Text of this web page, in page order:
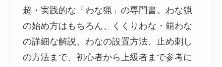
超・実践的な「わな猟」の専門書。わな猟
の始め方はもちろん、くくりわな・箱わな
の詳細な解説、わなの設置方法、止め刺し
の方法まで、初心者から上級者まで参考に